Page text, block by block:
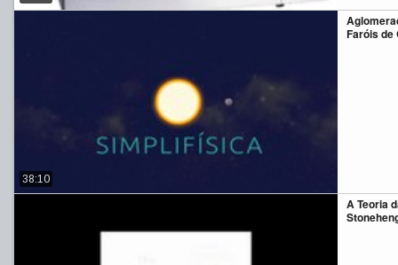
Faróis de
38:10
A Teoria